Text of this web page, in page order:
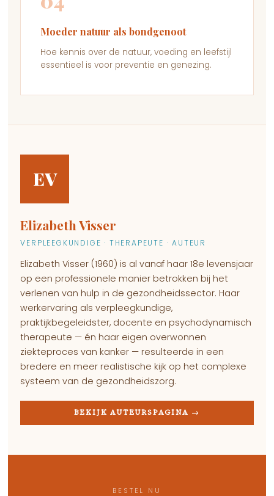
Moeder natuur als bondgenoot
Hoe kennis over de natuur, voeding en leefstijl
essentieel is voor preventie en genezing.
EV
Elizabeth Visser
VERPLEEGKUNDIGE · THERAPEUTE · AUTEUR
Elizabeth Visser (1960) is al vanaf haar 18e levensjaar
op een professionele manier betrokken bij het
verlenen van hulp in de gezondheidssector. Haar
werkervaring als verpleegkundige,
praktijkbegeleidster, docente en psychodynamisch
therapeute — én haar eigen overwonnen
ziekteproces van kanker — resulteerde in een
bredere en meer realistische kijk op het complexe
systeem van de gezondheidszorg.
BEKIJK AUTEURSPAGINA →
BESTEL NU